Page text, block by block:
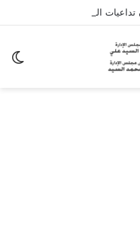
الزلزال